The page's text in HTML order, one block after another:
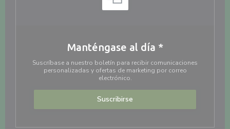
Manténgase al día *
Suscríbase a nuestro boletín para recibir comunicaciones
personalizadas y ofertas de marketing por correo
electrónico.
Suscribirse